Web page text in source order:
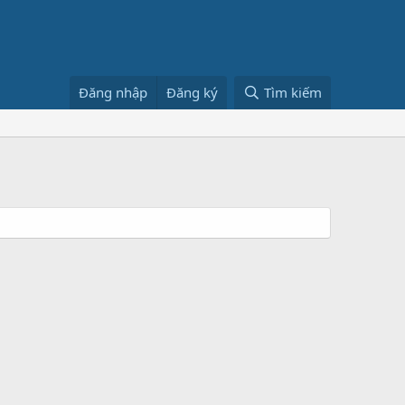
Đăng nhập Đăng ký Tìm kiếm